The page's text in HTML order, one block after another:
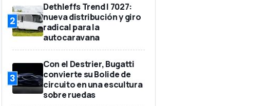
2
Dethleffs Trend I 7027:
nueva distribución y giro
radical para la
autocaravana
3
Con el Destrier, Bugatti
convierte su Bolide de
circuito en una escultura
sobre ruedas